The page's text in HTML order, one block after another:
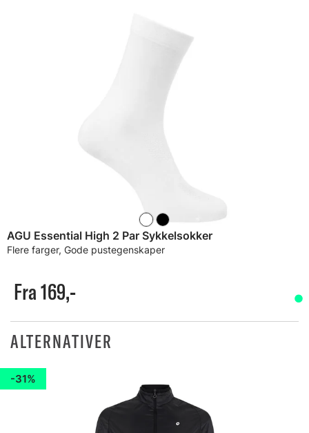
AGU Essential High 2 Par Sykkelsokker
Flere farger, Gode pustegenskaper
Fra 169,-
ALTERNATIVER
31%